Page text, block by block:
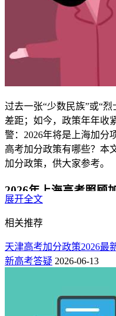
过去一张“少数民族”或“
差距；如今，政策年年收
警：2026年将是上海加分
高考加分政策有哪些？本
加分政策，供大家参考。
2026年上海高考照顾
以下是2026年上海高考的
1、 烈士子女，加20分
2、在服役期间荣立二等功
自主就业的退役士兵
展开全文
相关推荐
天津高考加分政策2026最
新高考答疑 2026-06-13